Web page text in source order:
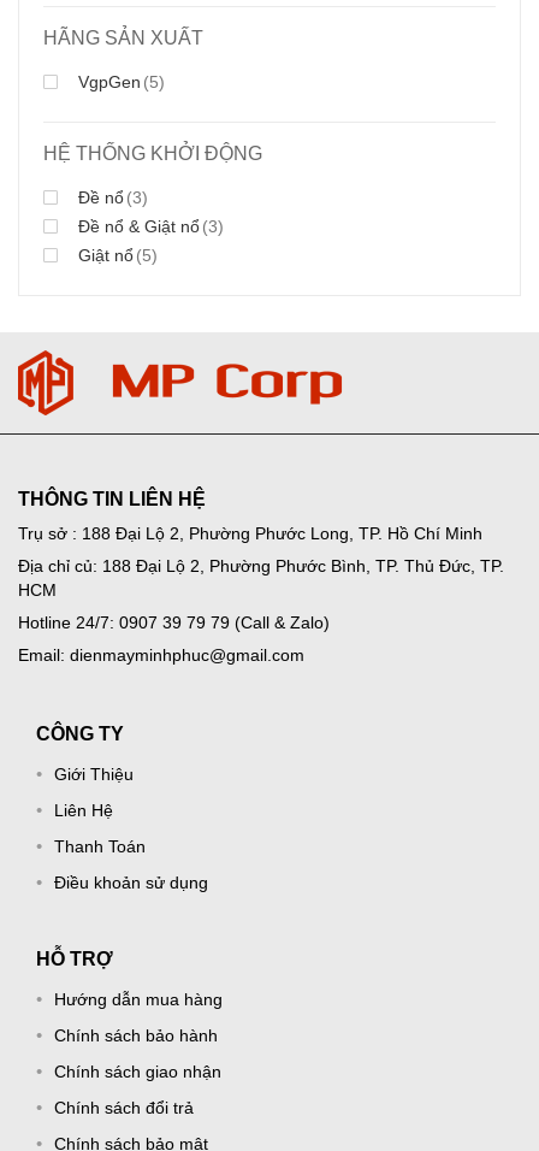
HÃNG SẢN XUẤT
VgpGen (5)
HỆ THỐNG KHỞI ĐỘNG
Đề nổ(3)
Đề nổ & Giật nổ(3)
Giật nổ(5)
THÔNG TIN LIÊN HỆ
Trụ sở : 188 Đại Lộ 2, Phường Phước Long, TP. Hồ Chí Minh
Địa chỉ củ: 188 Đại Lộ 2, Phường Phước Bình, TP. Thủ Đức, TP.
HCM
Hotline 24/7: 0907 39 79 79 (Call & Zalo)
Email: dienmayminhphuc@gmail.com
CÔNG TY
Giới Thiệu
Liên Hệ
Thanh Toán
Điều khoản sử dụng
HỖ TRỢ
Hướng dẫn mua hàng
Chính sách bảo hành
Chính sách giao nhận
Chính sách đổi trả
Chính sách bảo mật